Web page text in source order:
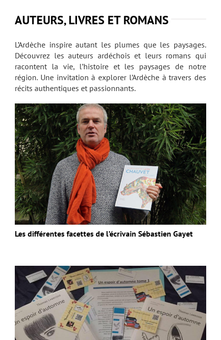
AUTEURS, LIVRES ET ROMANS
L’Ardèche inspire autant les plumes que les paysages.
Découvrez les auteurs ardéchois et leurs romans qui
racontent la vie, l’histoire et les paysages de notre
région. Une invitation à explorer l’Ardèche à travers des
récits authentiques et passionnants.
Les différentes facettes de l’écrivain Sébastien Gayet